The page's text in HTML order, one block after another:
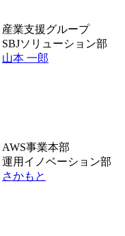
産業支援グループ
SBJソリューション部
山本 一郎
AWS事業本部
運用イノベーション部
さかもと